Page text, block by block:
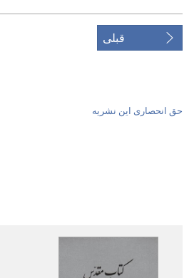
قبلی
حق انحصاری این نشریه